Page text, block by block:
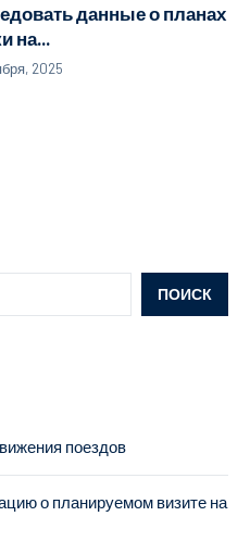
данные о планах
на...
2025
ПОИСК
поездов
о планируемом визите на